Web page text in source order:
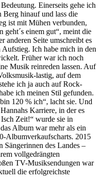
Einerseits gehe ich
hinauf und lass die
ist mit Mühen verbunden,
geht´s einem gut“, meint die
anderen Seite umschreibt es
Aufstieg. Ich habe mich in den
Früher war ich noch
Musik reinreden lassen. Auf
lastig, auf dem
ich ja auch auf Rock-
ich meinen Stil gefunden.
120 % ich“, lacht sie. Und
Karriere, in der es
Zeit!“ wurde sie in
Album war mehr als ein
Albumverkaufscharts. 2015
Sängerinnen des Landes –
vollgedrängten
TV-Musiksendungen war
die erfolgreichste